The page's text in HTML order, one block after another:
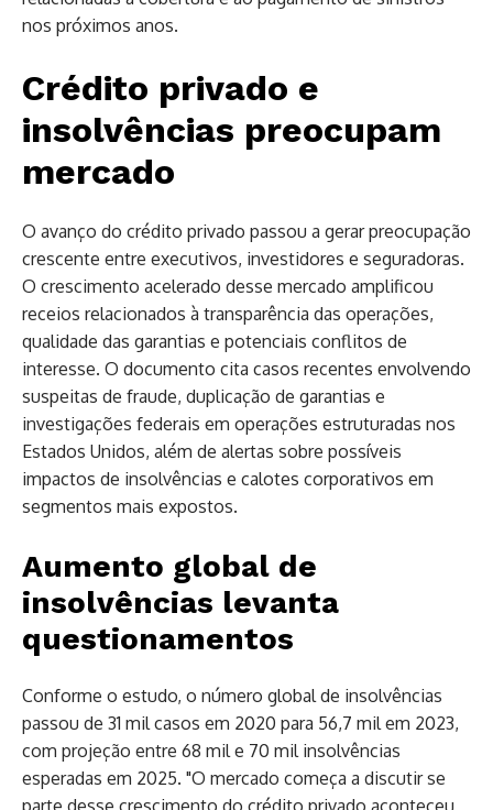
nos próximos anos.
Crédito privado e
insolvências preocupam
mercado
O avanço do crédito privado passou a gerar preocupação
crescente entre executivos, investidores e seguradoras.
O crescimento acelerado desse mercado amplificou
receios relacionados à transparência das operações,
qualidade das garantias e potenciais conflitos de
interesse. O documento cita casos recentes envolvendo
suspeitas de fraude, duplicação de garantias e
investigações federais em operações estruturadas nos
Estados Unidos, além de alertas sobre possíveis
impactos de insolvências e calotes corporativos em
segmentos mais expostos.
Aumento global de
insolvências levanta
questionamentos
Conforme o estudo, o número global de insolvências
passou de 31 mil casos em 2020 para 56,7 mil em 2023,
com projeção entre 68 mil e 70 mil insolvências
esperadas em 2025. "O mercado começa a discutir se
parte desse crescimento do crédito privado aconteceu